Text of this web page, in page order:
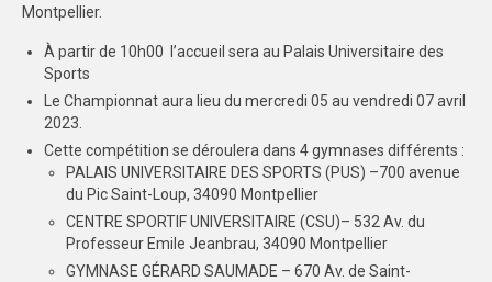
2019-2020
2020-2021
2021-2022
Montpellier.
À partir de 10h00 l’accueil sera au Palais Universitaire des
Sports
Le Championnat aura lieu du mercredi 05 au vendredi 07 avril
2023.
Cette compétition se déroulera dans 4 gymnases différents :
PALAIS UNIVERSITAIRE DES SPORTS (PUS) –700 avenue
du Pic Saint-Loup, 34090 Montpellier
CENTRE SPORTIF UNIVERSITAIRE (CSU)– 532 Av. du
Professeur Emile Jeanbrau, 34090 Montpellier
GYMNASE GÉRARD SAUMADE – 670 Av. de Saint-